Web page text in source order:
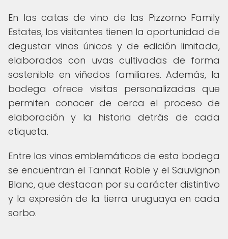
En las catas de vino de las Pizzorno Family
Estates, los visitantes tienen la oportunidad de
degustar vinos únicos y de edición limitada,
elaborados con uvas cultivadas de forma
sostenible en viñedos familiares. Además, la
bodega ofrece visitas personalizadas que
permiten conocer de cerca el proceso de
elaboración y la historia detrás de cada
etiqueta.
Entre los vinos emblemáticos de esta bodega
se encuentran el Tannat Roble y el Sauvignon
Blanc, que destacan por su carácter distintivo
y la expresión de la tierra uruguaya en cada
sorbo.